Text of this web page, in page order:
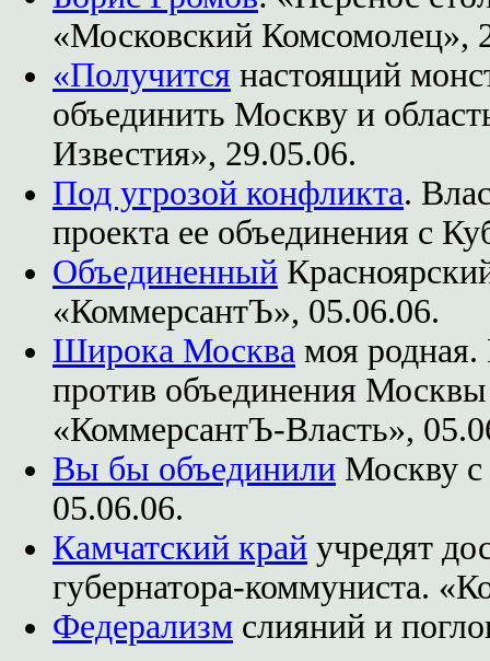
«Московский Комсомолец»,
«Получится настоящий
объединить Москву и
Известия», 29.05.06.
Под угрозой конфликта.
проекта ее объединения с
Объединенный
«КоммерсантЪ», 05.06.06.
Широка Москва моя
против объединения
«КоммерсантЪ-Власть»,
Вы бы объединили Москву с
05.06.06.
Камчатский край учредят
губернатора-коммуниста.
Федерализм слияний и